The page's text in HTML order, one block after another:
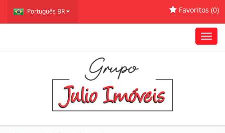
Português BR Favoritos (0)